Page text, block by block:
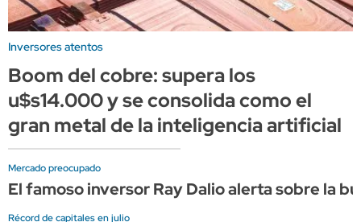
Inversores atentos
Boom del cobre: supera los
u$s14.000 y se consolida como el
gran metal de la inteligencia artificial
Mercado preocupado
El famoso inversor Ray Dalio alerta sobre la
Récord de capitales en julio